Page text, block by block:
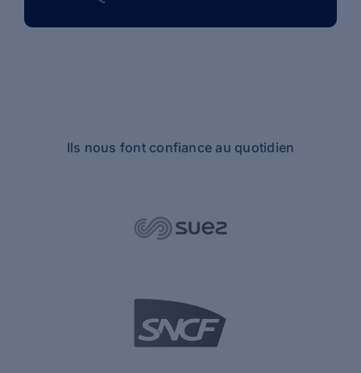
Ils nous font confiance au quotidien